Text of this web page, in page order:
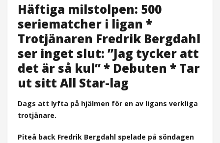
Häftiga milstolpen: 500
seriematcher i ligan *
Trotjänaren Fredrik Bergdahl
ser inget slut: ”Jag tycker att
det är så kul” * Debuten * Tar
ut sitt All Star-lag
Dags att lyfta på hjälmen för en av ligans verkliga
trotjänare.
Piteå back Fredrik Bergdahl spelade på söndagen